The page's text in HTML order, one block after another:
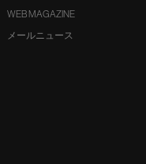
WEB MAGAZINE
メールニュース